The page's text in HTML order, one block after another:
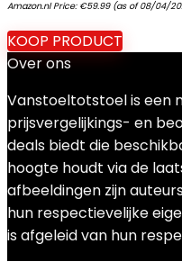
Amazon.nl Price: €59.99(as of 08/04/
KOOP PRODUCT
Over ons
Vanstoeltotstoel is een
prijsvergelijkings- en
deals biedt die
hoogte houdt via de
afbeeldingen zijn
hun respectievelijke
is afgeleid van hun